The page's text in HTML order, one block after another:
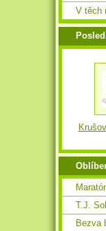
V těch
T.J.
Bezva